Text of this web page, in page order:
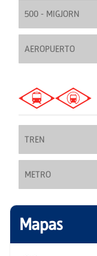
500 - MIGJORN
AEROPUERTO
TREN
METRO
Mapas